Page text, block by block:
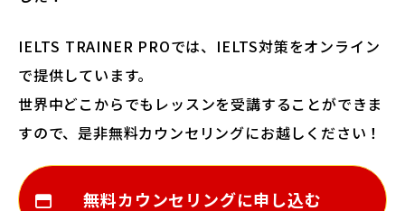
IELTS TRAINER PROでは、IELTS対策をオンライン
で提供しています。
世界中どこからでもレッスンを受講することができま
すので、是非無料カウンセリングにお越しください！
無料カウンセリングに申し込む